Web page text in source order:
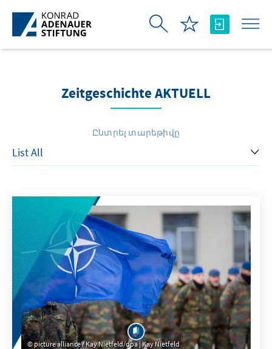
Skip to Main Content
Zeitgeschichte AKTUELL
Ընտրել տարեթիվը
picture alliance / Kay Nietfeld/dpa | Kay Nietfeld